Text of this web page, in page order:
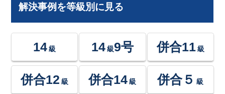
解決事例を等級別に見る
14 級 14級9号 併合11 級
併合12 級 併合14 級 併合５ 級